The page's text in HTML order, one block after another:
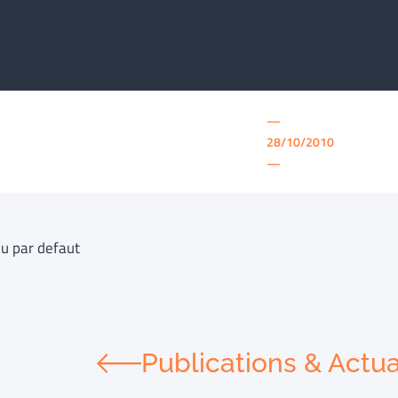
—
28/10/2010
—
par defaut
Publications &